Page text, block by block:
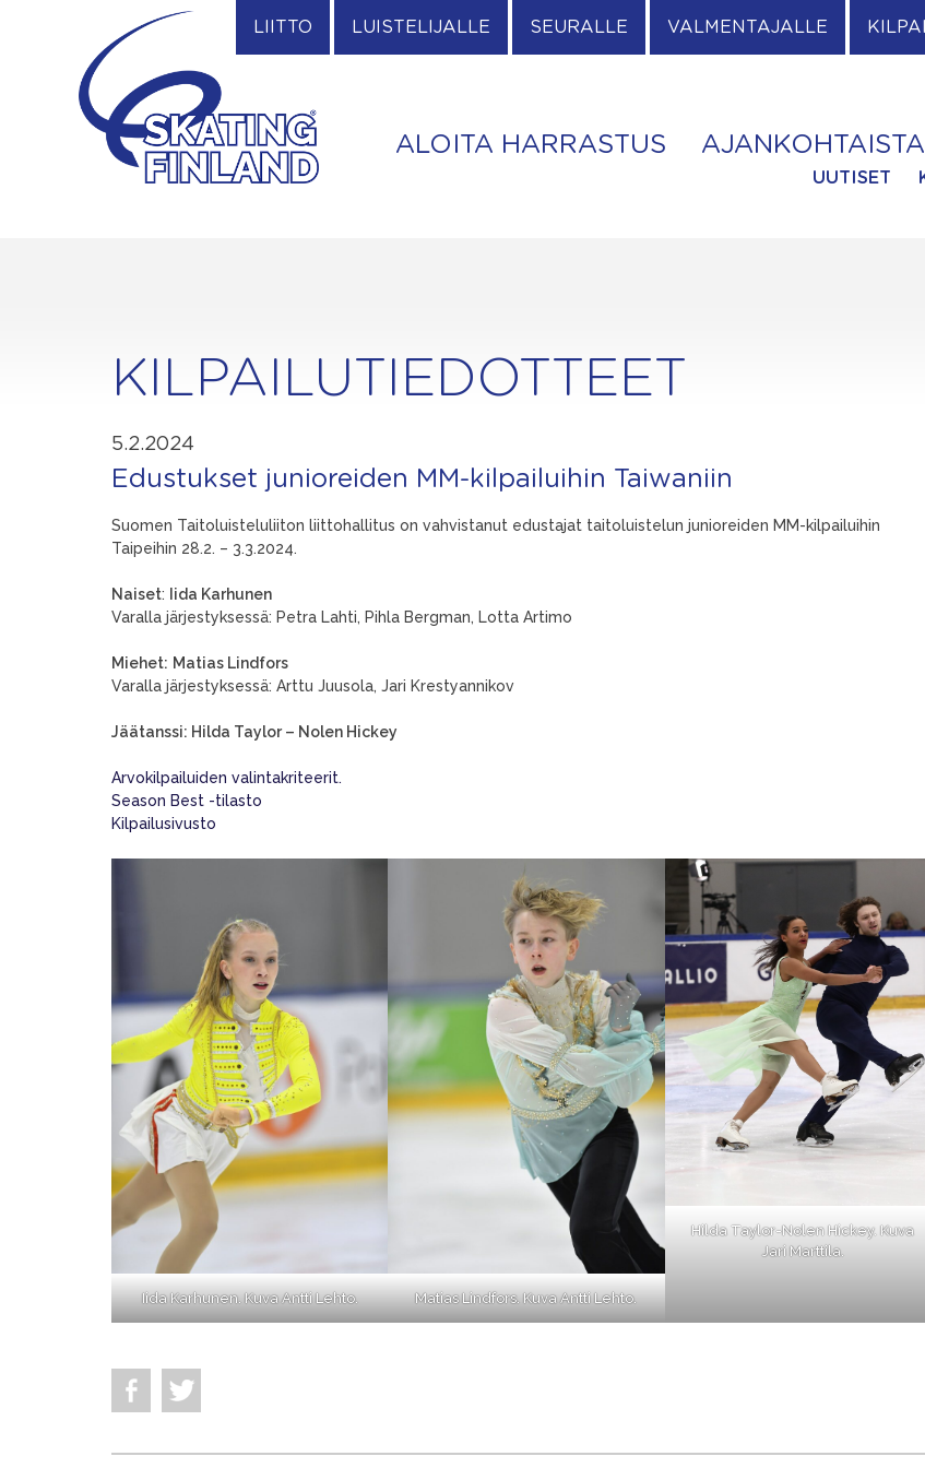
LIITTO LUISTELIJALLE SEURALLE VALMENTAJALLE
ALOITA HARRASTUS AJANKOHTAISTA
UUTISET
KILPAILUTIEDOTTEET
5.2.2024
Edustukset junioreiden MM-kilpailuihin Taiwaniin
Suomen Taitoluisteluliiton liittohallitus on vahvistanut edustajat taitoluistelun junioreiden MM-kilpailuihin
Taipeihin 28.2. – 3.3.2024.
Naiset:
Iida Karhunen
Varalla järjestyksessä: Petra Lahti, Pihla Bergman, Lotta Artimo
Miehet: Matias Lindfors
Varalla järjestyksessä: Arttu Juusola, Jari Krestyannikov
Jäätanssi: Hilda Taylor – Nolen Hickey
Arvokilpailuiden valintakriteerit.
Season Best -tilasto
Kilpailusivusto
Iida Karhunen. Kuva Antti Lehto. Matias Lindfors. Kuva Antti Lehto.
Hilda Taylor-Nolen Hickey. Kuva
Jari Marttila.